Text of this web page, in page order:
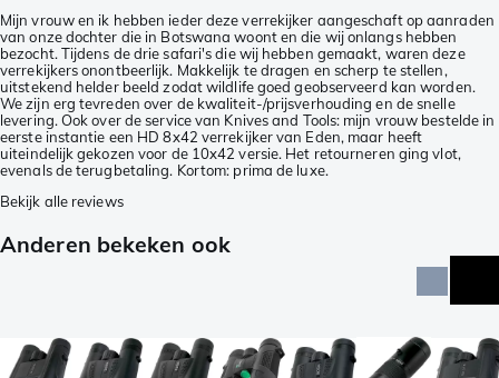
Mijn vrouw en ik hebben ieder deze verrekijker aangeschaft op aanraden
van onze dochter die in Botswana woont en die wij onlangs hebben
bezocht. Tijdens de drie safari's die wij hebben gemaakt, waren deze
verrekijkers onontbeerlijk. Makkelijk te dragen en scherp te stellen,
uitstekend helder beeld zodat wildlife goed geobserveerd kan worden.
We zijn erg tevreden over de kwaliteit-/prijsverhouding en de snelle
levering. Ook over de service van Knives and Tools: mijn vrouw bestelde in
eerste instantie een HD 8x42 verrekijker van Eden, maar heeft
uiteindelijk gekozen voor de 10x42 versie. Het retourneren ging vlot,
evenals de terugbetaling. Kortom: prima de luxe.
Bekijk alle reviews
Anderen bekeken ook